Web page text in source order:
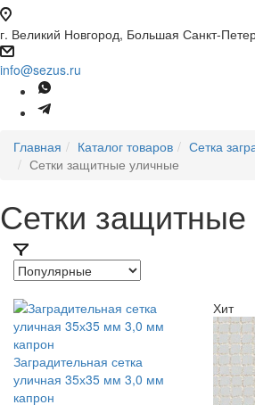
г. Великий Новгород, Большая Санкт-
info@sezus.ru
Главная Каталог товаров
Сетка
Сетки защитные уличные
Сетки
Заградительная сетка
уличная 35х35 мм 3,0 мм
капрон
Хит